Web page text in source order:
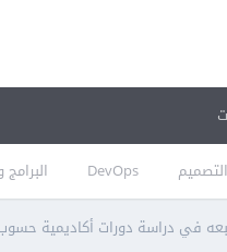
التصميم DevOps
في دراسة دورات أكاديمية